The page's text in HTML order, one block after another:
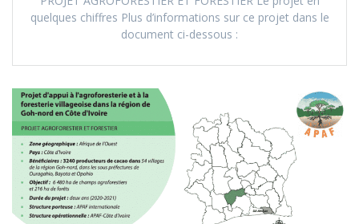
quelques chiffres Plus d’informations sur ce projet dans le
document ci-dessous :